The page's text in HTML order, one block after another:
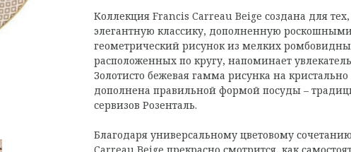
Коллекция Francis Carreau Beige создана для
элегантную классику, дополненную
геометрический рисунок из мелких
расположенных по кругу, напоминает
Золотисто бежевая гамма рисунка на
дополнена правильной формой посуды –
сервизов Розенталь.
Благодаря универсальному цветовому
Carreau Beige прекрасно смотрится, как